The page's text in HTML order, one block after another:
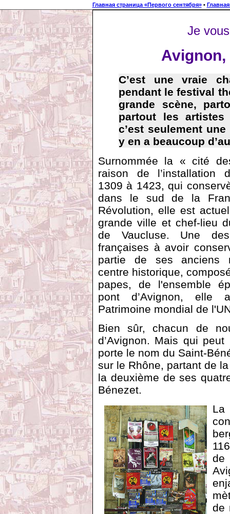
Главная страница «Первого сентября»•
Je
C’est une vraie
pendant le festival
grande scène,
partout les artistes
c’est seulement
y en a beaucoup
Surnommée la « cité
raison de l’installation
1309 à 1423, qui
dans le sud de la
Révolution, elle est
grande ville et chef-lieu
de Vaucluse. Une
françaises à avoir
partie de ses anciens
centre historique,
papes, de l'ensemble
pont d’Avignon, elle
Patrimoine mondial de
Bien sûr, chacun de
d’Avignon. Mais qui
porte le nom du Saint-
sur le Rhône, partant de
la deuxième de ses
Bénezet.
La
de
de